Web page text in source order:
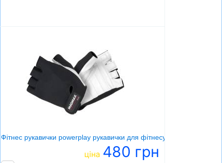
Фітнес рукавички powerplay рукавички для фітнесу
ціна 480 грн